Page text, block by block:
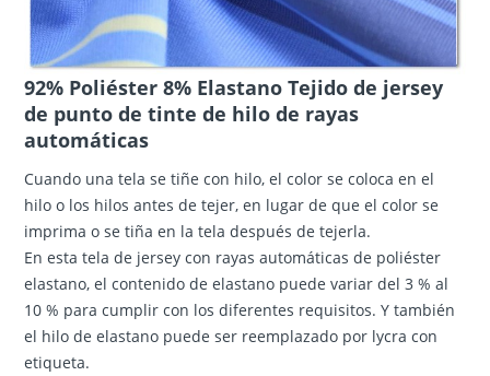
92% Poliéster 8% Elastano Tejido de jersey
de punto de tinte de hilo de rayas
automáticas
Cuando una tela se tiñe con hilo, el color se coloca en el
hilo o los hilos antes de tejer, en lugar de que el color se
imprima o se tiña en la tela después de tejerla.
En esta tela de jersey con rayas automáticas de poliéster
elastano, el contenido de elastano puede variar del 3 % al
10 % para cumplir con los diferentes requisitos. Y también
el hilo de elastano puede ser reemplazado por lycra con
etiqueta.